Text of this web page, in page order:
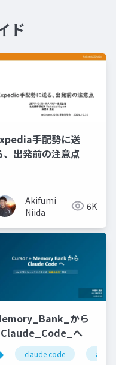
ド
手配勢に送
、出発前の注意点
Akifumi
Niida
6K
から
_Claude_Code_へ
claude code ai駆